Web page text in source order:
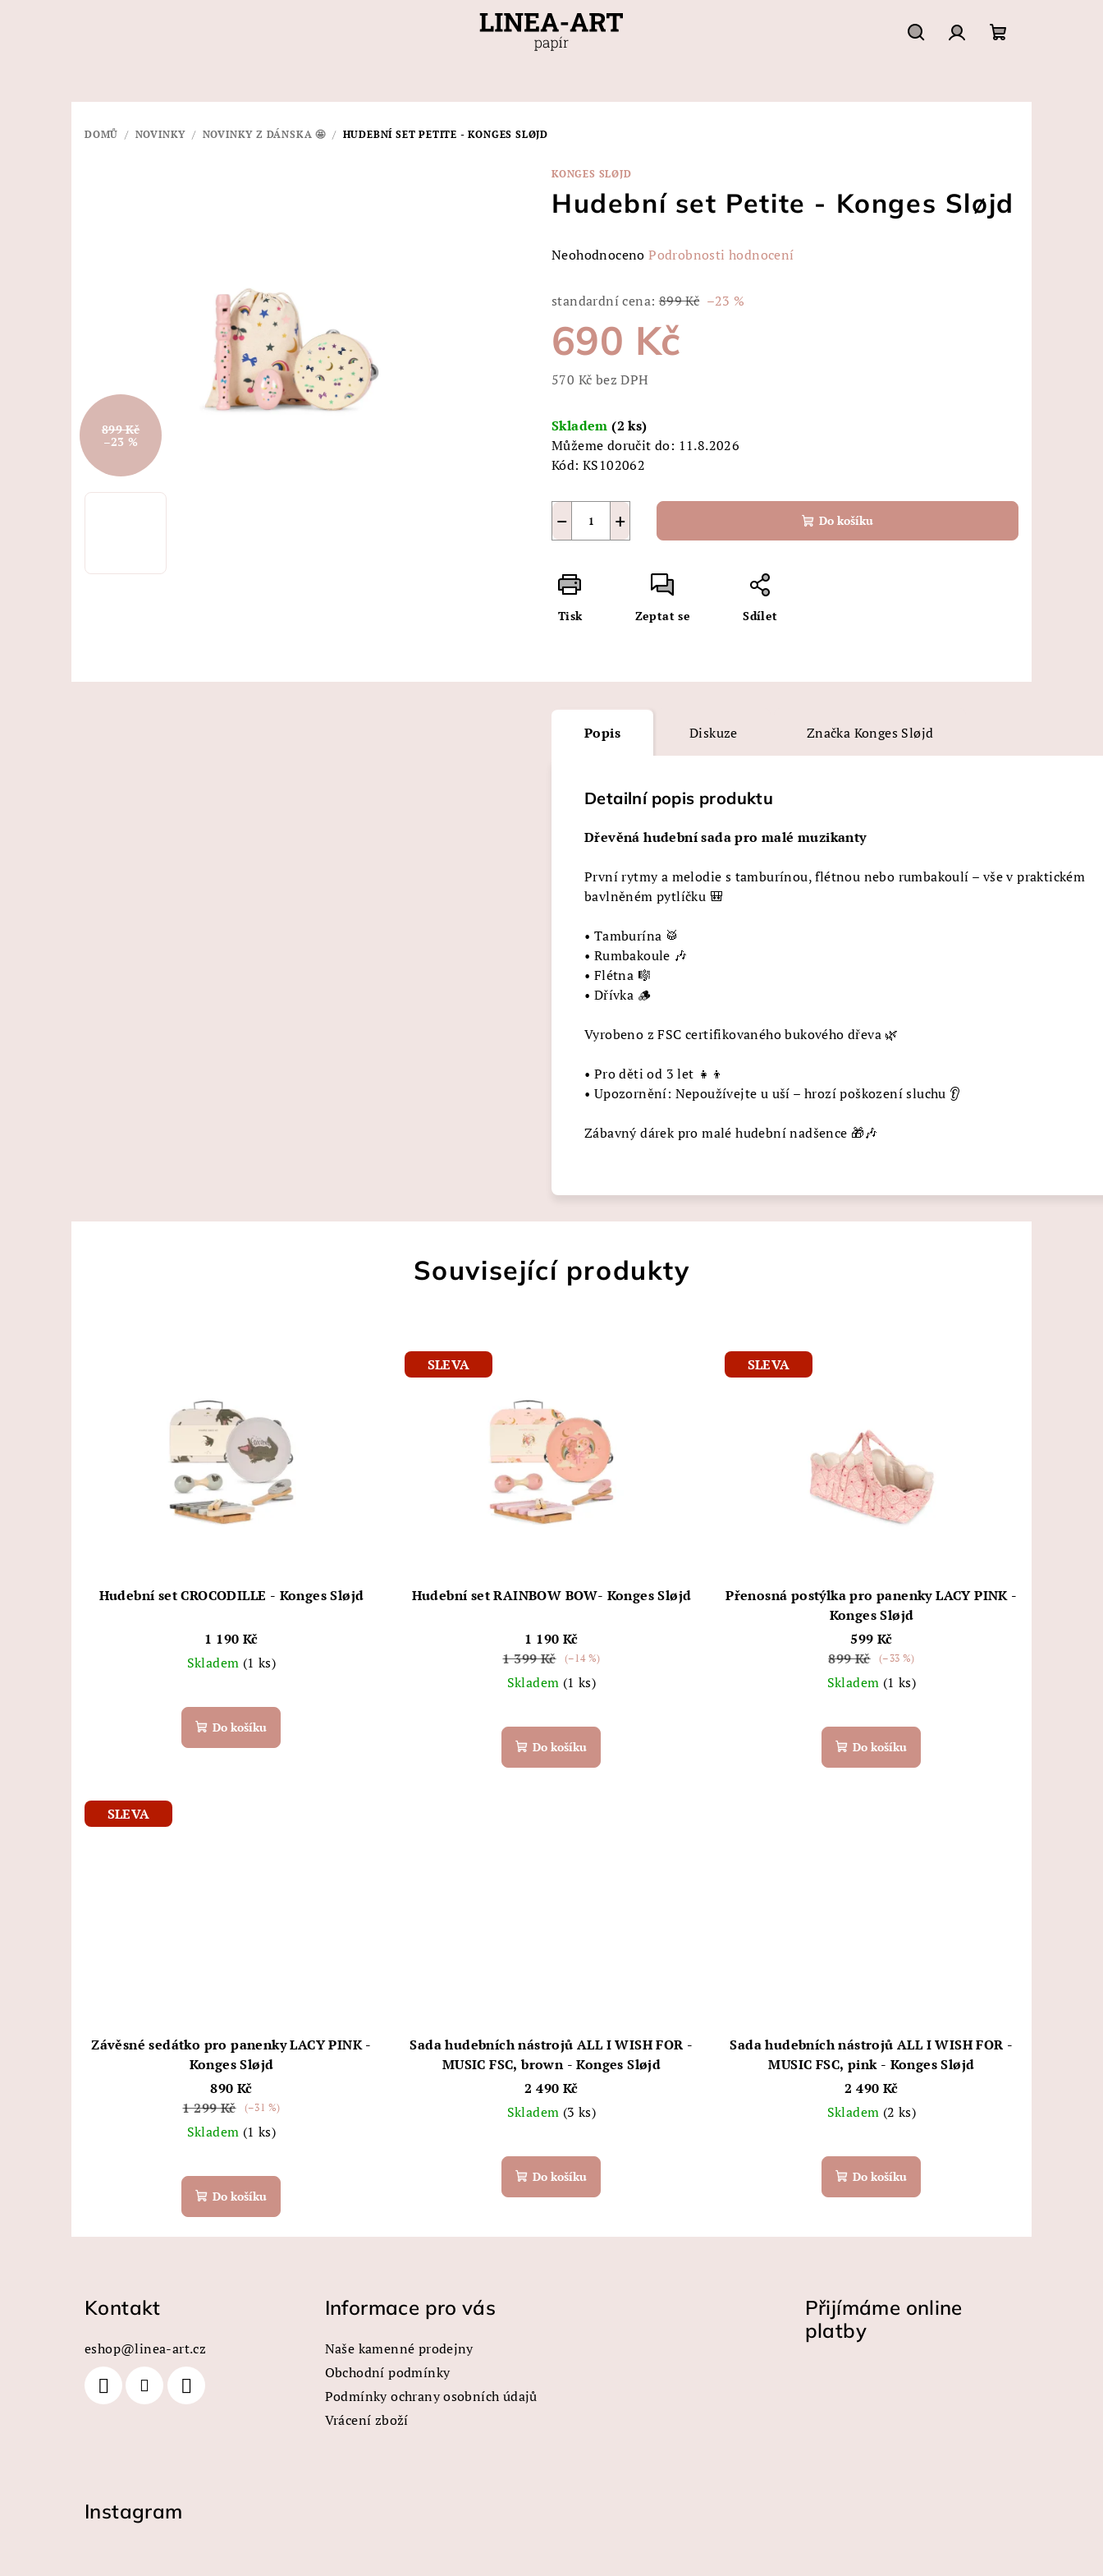
košík
DOMŮ / NOVINKY / NOVINKY Z DÁNSKA 🤩 / HUDEBNÍ SET PETITE - KONGES SLØJD
KONGES SLØJD
Hudební set Petite - Konges Sløjd
Průměrné
produktu
0,0
z
5
Neohodnoceno Podrobnosti hodnocení
standardní cena: 899 Kč –23 %
690 Kč
570 Kč bez DPH
cena:
Skladem(2 ks)
Můžeme doručit do: 11.8.2026
Kód: KS102062
+
− Do košíku
Tisk Zeptat se Sdílet
899 Kč
–23 %
Popis Diskuze Značka Konges Sløjd
Detailní popis produktu
Dřevěná hudební sada pro malé muzikanty
První rytmy a melodie s tamburínou, flétnou nebo rumbakoulí – vše v praktickém
bavlněném pytlíčku 🎒
• Tamburína 🥁
• Rumbakoule 🎶
• Flétna 🎼
• Dřívka 🪵
Vyrobeno z FSC certifikovaného bukového dřeva 🌿
• Pro děti od 3 let 👧👦
• Upozornění: Nepoužívejte u uší – hrozí poškození sluchu 👂
Zábavný dárek pro malé hudební nadšence 🎁🎶
Související produkty
Hudební set CROCODILLE - Konges Sløjd
1 190 Kč
Skladem (1 ks)
Do košíku
SLEVA
Hudební set RAINBOW BOW- Konges Sløjd
1 190 Kč
1 399 Kč
(–14 %)
Skladem (1 ks)
Do košíku
SLEVA
Přenosná postýlka pro panenky LACY PINK -
Konges Sløjd
599 Kč
899 Kč
(–33 %)
Skladem (1 ks)
Do košíku
SLEVA
Závěsné sedátko pro panenky LACY PINK -
Konges Sløjd
890 Kč
1 299 Kč
(–31 %)
Skladem (1 ks)
Do košíku
Sada hudebních nástrojů ALL I WISH FOR -
MUSIC FSC, brown - Konges Sløjd
2 490 Kč
Skladem (3 ks)
Do košíku
Sada hudebních nástrojů ALL I WISH FOR -
MUSIC FSC, pink - Konges Sløjd
2 490 Kč
Skladem (2 ks)
Do košíku
Kontakt
eshop@linea-art.cz
Informace pro vás
Naše kamenné prodejny
Obchodní podmínky
Podmínky ochrany osobních údajů
Vrácení zboží
Přijímáme online
platby
Instagram